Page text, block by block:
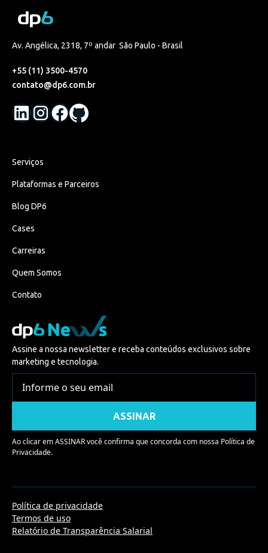
Av. Angélica, 2318, 7º andar São Paulo - Brasil
+55 (11) 3500-4570
contato@dp6.com.br
Serviços
Plataformas e Parceiros
Blog DP6
Cases
Carreiras
Quem Somos
Contato
Assine a nossa newsletter e receba conteúdos exclusivos sobre
marketing e tecnologia.
Ao clicar em ASSINAR você confirma que concorda com nossa Política de
Privacidade.
Política de privacidade
Termos de uso
Relatório de Transparência Salarial